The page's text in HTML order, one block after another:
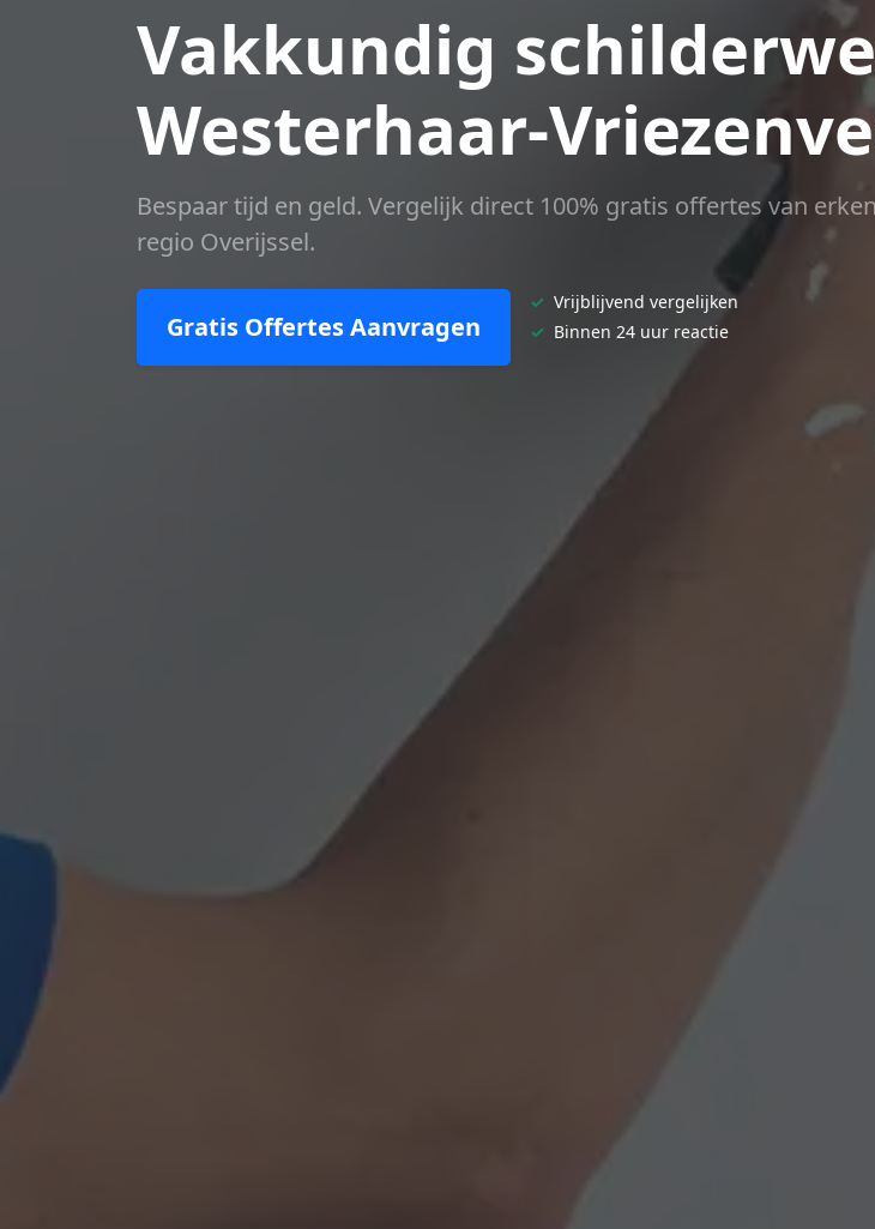
Vakkundig
Westerhaar-
Bespaar tijd en geld. Vergelijk direct 100% gratis offertes van
regio Overijssel.
Gratis Offertes Aanvragen
✓ Vrijblijvend vergelijken
✓ Binnen 24 uur reactie